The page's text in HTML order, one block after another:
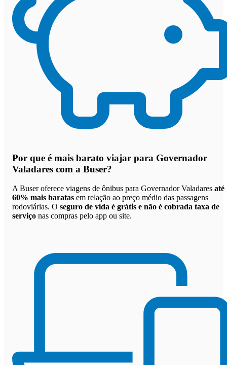
Por que é mais barato viajar para Governador
Valadares com a Buser?
A Buser oferece viagens de ônibus para Governador Valadares até
60% mais baratas em relação ao preço médio das passagens
rodoviárias. O seguro de vida é grátis e não é cobrada taxa de
serviço nas compras pelo app ou site.